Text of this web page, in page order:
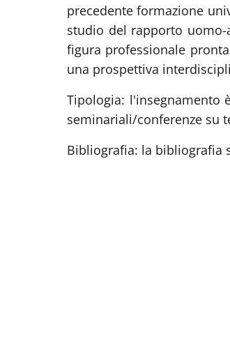
precedente formazione
studio del rapporto
figura professionale
una prospettiva
Tipologia: l'insegnamento
seminariali/conferenze su
Bibliografia: la bibliografia